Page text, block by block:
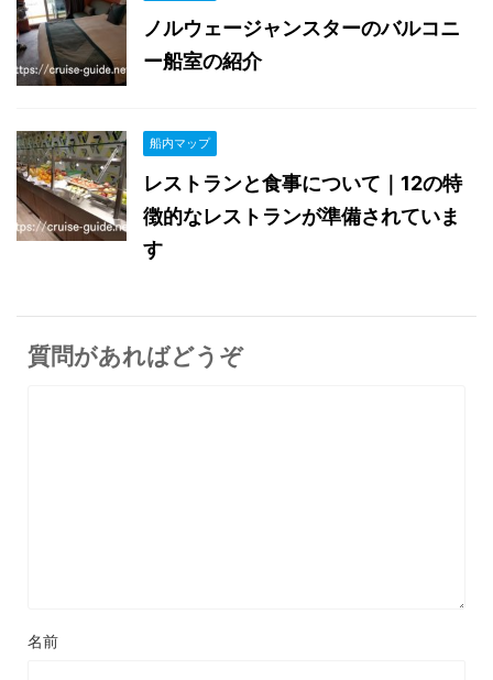
ノルウェージャンスターのバルコニ
ー船室の紹介
船内マップ
レストランと食事について｜12の特
徴的なレストランが準備されていま
す
質問があればどうぞ
名前